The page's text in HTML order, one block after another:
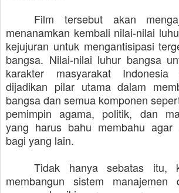
Film tersebut akan
menanamkan kembali nilai-nilai
kejujuran untuk mengantisipasi
bangsa. Nilai-nilai luhur bangsa
karakter masyarakat
dijadikan pilar utama dalam
bangsa dan semua komponen
pemimpin agama, politik, dan
yang harus bahu membahu agar
bagi yang lain.
Tidak hanya sebatas itu,
membangun sistem manajemen